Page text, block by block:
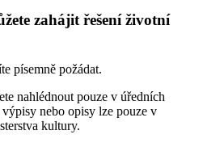
zahájit řešení životní
písemně požádat.
nahlédnout pouze v úředních
nebo opisy lze pouze v
kultury.